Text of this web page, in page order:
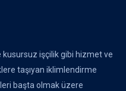
kusursuz işçilik gibi hizmet ve
taşıyan iklimlendirme
başta olmak üzere